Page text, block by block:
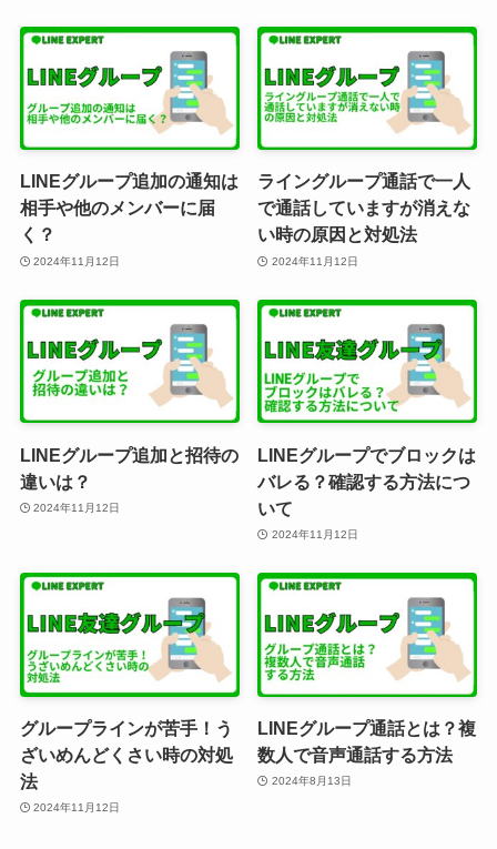
LINEグループ追加の通知は
相手や他のメンバーに届
く？
2024年11月12日
ライングループ通話で一人
で通話していますが消えな
い時の原因と対処法
2024年11月12日
LINEグループ追加と招待の
違いは？
2024年11月12日
LINEグループでブロックは
バレる？確認する方法につ
いて
2024年11月12日
グループラインが苦手！う
ざいめんどくさい時の対処
法
2024年11月12日
LINEグループ通話とは？複
数人で音声通話する方法
2024年8月13日